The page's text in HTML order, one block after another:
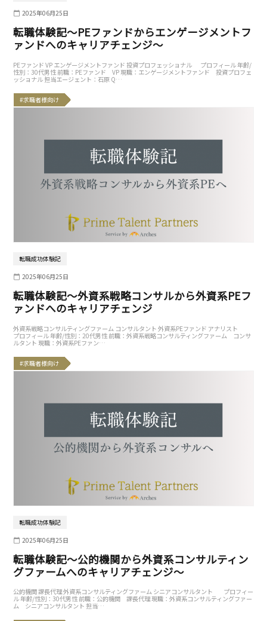
2025年06月25日
転職体験記〜PEファンドからエンゲージメントフ
ァンドへのキャリアチェンジ〜
PEファンド VP エンゲージメントファンド 投資プロフェッショナル プロフィール 年齢/
性別：30代男性 前職：PEファンド VP 現職：エンゲージメントファンド 投資プロフェ
ッショナル 担当エージェント：石原 Q…
#求職者様向け
転職成功体験記
2025年06月25日
転職体験記〜外資系戦略コンサルから外資系PEフ
ァンドへのキャリアチェンジ
外資系戦略コンサルティングファーム コンサルタント 外資系PEファンド アナリスト
プロフィール 年齢/性別：20代男性 前職：外資系戦略コンサルティングファーム コンサ
ルタント 現職：外資系PEファン…
#求職者様向け
転職成功体験記
2025年06月25日
転職体験記〜公的機関から外資系コンサルティン
グファームへのキャリアチェンジ〜
公的機関 課長代理 外資系コンサルティングファーム シニアコンサルタント プロフィー
ル 年齢/性別：30代男性 前職：公的機関 課長代理 現職：外資系コンサルティングファー
ム シニアコンサルタント 担当…